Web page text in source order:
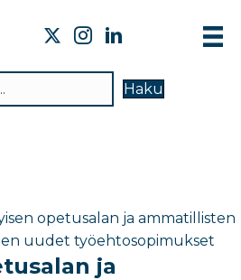
Haku
opetusalan ja ammatillisten
uudet työehtosopimukset
ja